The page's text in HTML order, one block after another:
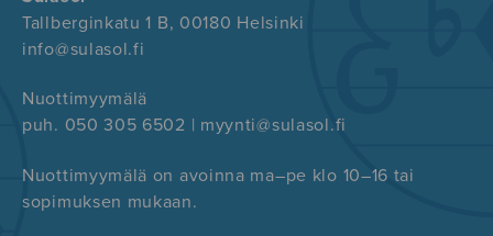
Tallberginkatu 1 B, 00180 Helsinki
info@sulasol.fi
Nuottimyymälä
puh. 050 305 6502 | myynti@sulasol.fi
Nuottimyymälä on avoinna ma–pe klo 10–16 tai
sopimuksen mukaan.